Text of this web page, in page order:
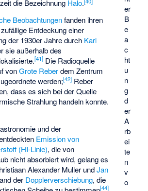
er
B
e
a
c
ht
u
n
g
d
er
A
rb
ei
te
n
v
o
die Bezeichnung Halo.
Beobachtungenfanden ihren
Entdeckung einer
der 1930er Jahre durch Karl
sie außerhalb des
[41] Die Radioquelle
vonGrote Reberdem Zentrum
werden;[42] Reber
dass es sich bei der Quelle
Strahlung handeln konnte.
und der
Emission von
(HI-Linie), die von
nicht absorbiert wird, gelang es
Alexander Muller undJan
der Dopplerverschiebung, die
[44]